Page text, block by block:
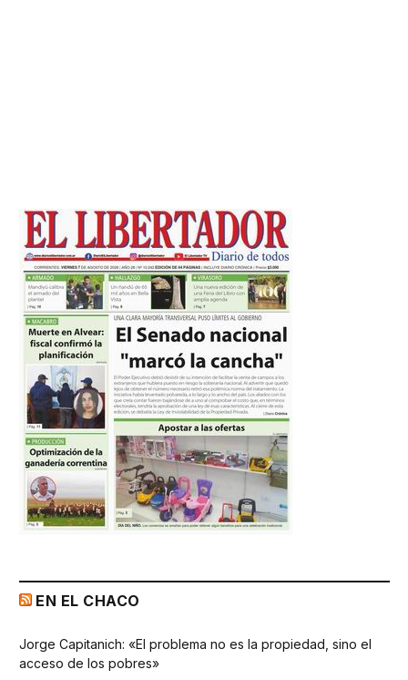
EN EL CHACO
Jorge Capitanich: «El problema no es la propiedad, sino el
acceso de los pobres»